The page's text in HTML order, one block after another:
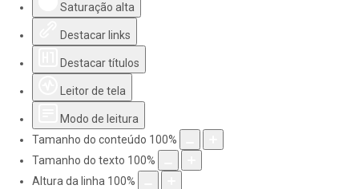
Saturação alta
Destacar links
Destacar títulos
Leitor de tela
Modo de leitura
Tamanho do conteúdo 100%
Tamanho do texto 100%
Altura da linha 100%